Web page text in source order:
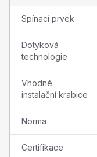
Spínací prvek
Dotyková
technologie
Vhodné
instalační krabice
Norma
Certifikace